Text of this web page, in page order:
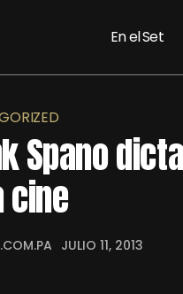
En el Set
Spano
cine
JULIO 11, 2013